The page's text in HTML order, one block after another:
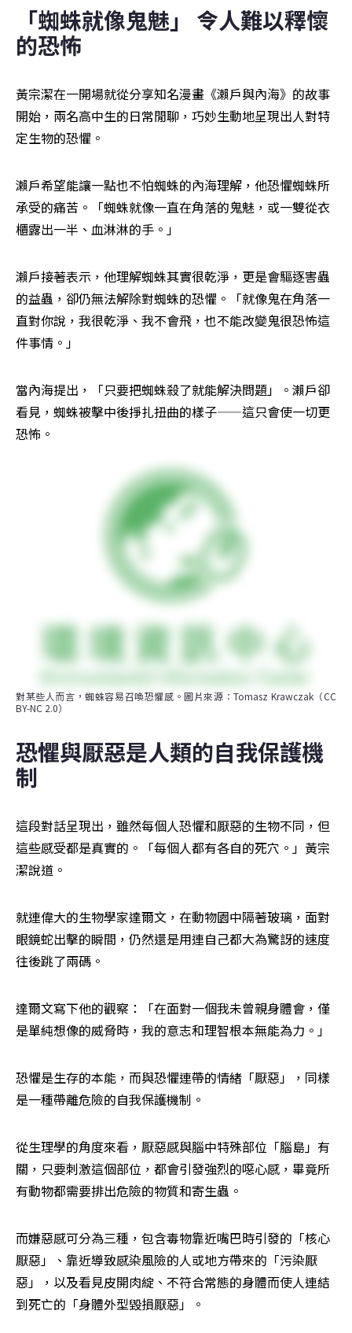
「蜘蛛就像鬼魅」 令人難以釋懷
的恐怖
黃宗潔在一開場就從分享知名漫畫《瀨戶與內海》的故事
開始，兩名高中生的日常閒聊，巧妙生動地呈現出人對特
定生物的恐懼。
瀨戶希望能讓一點也不怕蜘蛛的內海理解，他恐懼蜘蛛所
承受的痛苦。「蜘蛛就像一直在角落的鬼魅，或一雙從衣
櫃露出一半、血淋淋的手。」
瀨戶接著表示，他理解蜘蛛其實很乾淨，更是會驅逐害蟲
的益蟲，卻仍無法解除對蜘蛛的恐懼。「就像鬼在角落一
直對你說，我很乾淨、我不會飛，也不能改變鬼很恐怖這
件事情。」
當內海提出，「只要把蜘蛛殺了就能解決問題」。瀨戶卻
看見，蜘蛛被擊中後掙扎扭曲的樣子——這只會使一切更
恐怖。
對某些人而言，蜘蛛容易召喚恐懼感。圖片來源：Tomasz Krawczak（CC
BY-NC 2.0）
恐懼與厭惡是人類的自我保護機
制
這段對話呈現出，雖然每個人恐懼和厭惡的生物不同，但
這些感受都是真實的。「每個人都有各自的死穴。」黃宗
潔說道。
就連偉大的生物學家達爾文，在動物園中隔著玻璃，面對
眼鏡蛇出擊的瞬間，仍然還是用連自己都大為驚訝的速度
往後跳了兩碼。
達爾文寫下他的觀察：「在面對一個我未曾親身體會，僅
是單純想像的威脅時，我的意志和理智根本無能為力。」
恐懼是生存的本能，而與恐懼連帶的情緒「厭惡」，同樣
是一種帶離危險的自我保護機制。
從生理學的角度來看，厭惡感與腦中特殊部位「腦島」有
關，只要刺激這個部位，都會引發強烈的噁心感，畢竟所
有動物都需要排出危險的物質和寄生蟲。
而嫌惡感可分為三種，包含毒物靠近嘴巴時引發的「核心
厭惡」、靠近導致感染風險的人或地方帶來的「污染厭
惡」，以及看見皮開肉綻、不符合常態的身體而使人連結
到死亡的「身體外型毀損厭惡」。